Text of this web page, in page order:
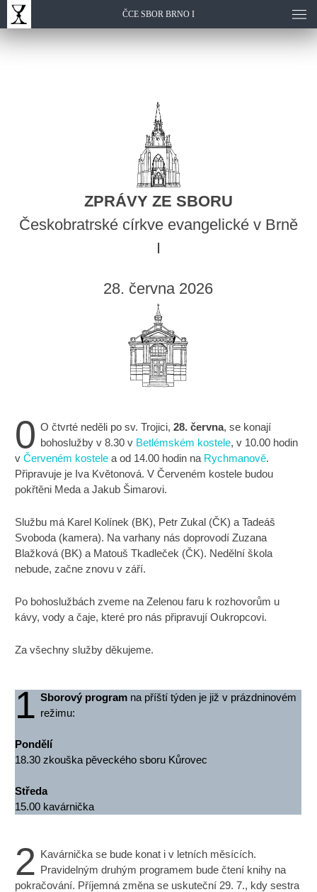
ČCE SBOR BRNO I
ZPRÁVY ZE SBORU
Českobratrské církve evangelické v Brně
I
28. června 2026
0 O čtvrté neděli po sv. Trojici, 28. června, se konají
bohoslužby v 8.30 v Betlémském kostele, v 10.00 hodin
vČerveném kostele a od 14.00 hodin na Rychmanově.
Připravuje je Iva Květonová. V Červeném kostele budou
pokřtěni Meda a Jakub Šimarovi.
Službu má Karel Kolínek (BK), Petr Zukal (ČK) a Tadeáš
Svoboda (kamera). Na varhany nás doprovodí Zuzana
Blažková (BK) a Matouš Tkadleček (ČK). Nedělní škola
nebude, začne znovu v září.
Po bohoslužbách zveme na Zelenou faru k rozhovorům u
kávy, vody a čaje, které pro nás připravují Oukropcovi.
Za všechny služby děkujeme.
1 Sborový programna příští týden je již v prázdninovém
režimu:
Pondělí
18.30 zkouška pěveckého sboru Kůrovec
Středa
15.00 kavárnička
2 Kavárnička se bude konat i v letních měsících.
Pravidelným druhým programem bude čtení knihy na
pokračování. Příjemná změna se uskuteční 29. 7., kdy sestra